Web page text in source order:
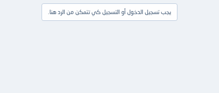
يجب تسجيل الدخول أو التسجيل كي تتمكن من الرد هنا.